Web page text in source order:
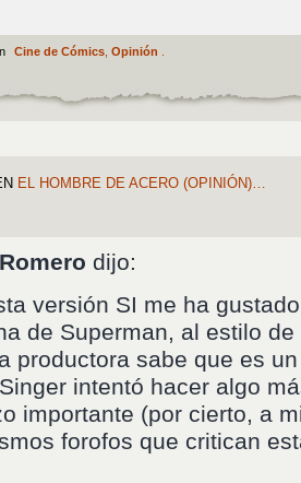
Cine de Cómics, Opinión
EL HOMBRE DE ACERO (OPINIÓN)…
dijo:
versión SI me ha
de Superman, al estilo
productora sabe que es
intentó hacer algo
importante (por cierto, a
forofos que critican